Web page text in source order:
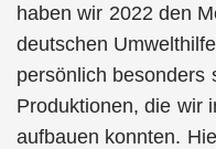
haben wir 2022 den
deutschen
persönlich besonders
Produktionen, die wir
aufbauen konnten.